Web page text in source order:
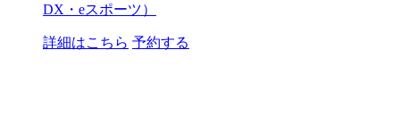
DX・eスポーツ）
詳細はこちら 予約する